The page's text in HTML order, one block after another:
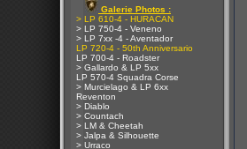
Galerie Photos :
> LP 610-4 - HURACAN
> LP 750-4 - Veneno
> LP 7xx -4 - Aventador
LP 720-4 - 50th Anniversario
LP 700-4 - Roadster
> Gallardo & LP 5xx
LP 570-4 Squadra Corse
> Murcielago & LP 6xx
Reventon
> Diablo
> Countach
> LM & Cheetah
> Jalpa & Silhouette
> Urraco